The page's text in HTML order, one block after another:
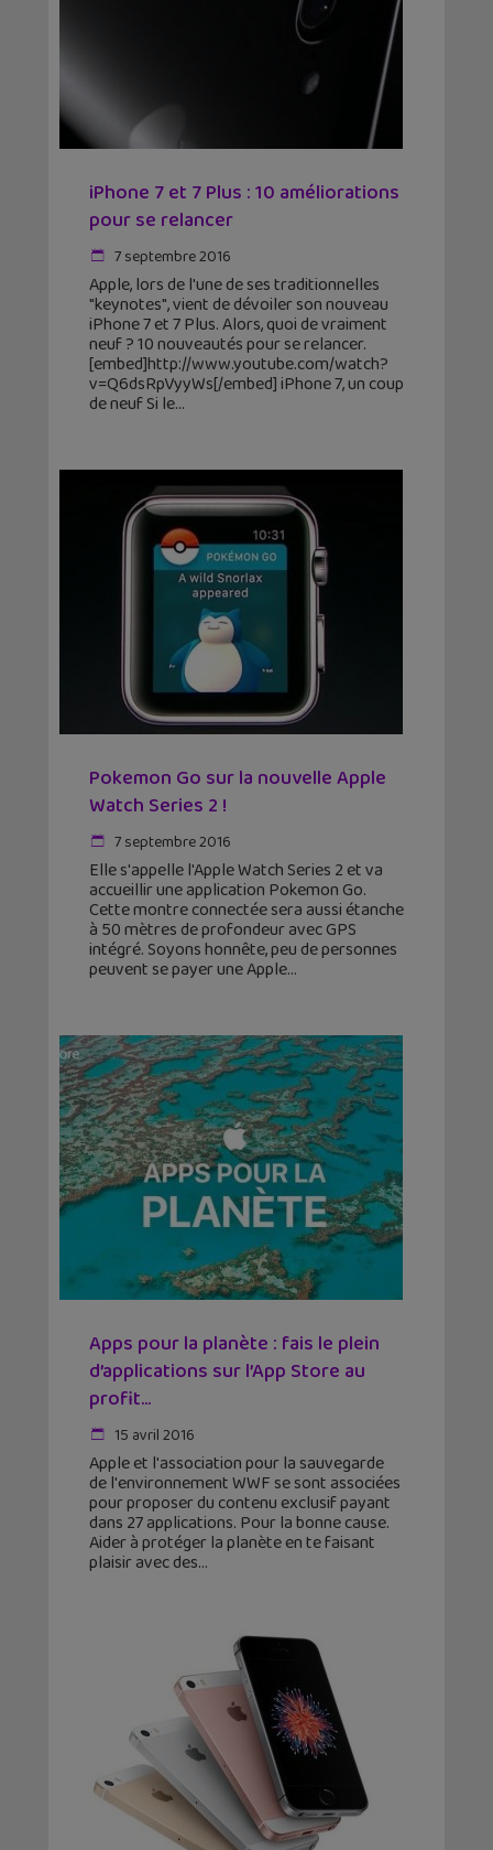
iPhone 7 et 7 Plus : 10 améliorations
pour se relancer
7 septembre 2016
Apple, lors de l'une de ses traditionnelles
"keynotes", vient de dévoiler son nouveau
iPhone 7 et 7 Plus. Alors, quoi de vraiment
neuf ? 10 nouveautés pour se relancer.
[embed]http://www.youtube.com/watch?
v=Q6dsRpVyyWs[/embed] iPhone 7, un coup
de neuf Si le
Pokemon Go sur la nouvelle Apple
Watch Series 2 !
7 septembre 2016
Elle s'appelle l'Apple Watch Series 2 et va
accueillir une application Pokemon Go.
Cette montre connectée sera aussi étanche
à 50 mètres de profondeur avec GPS
intégré. Soyons honnête, peu de personnes
peuvent se payer une Apple
Apps pour la planète : fais le plein
d’applications sur l’App Store au
profit...
15 avril 2016
Apple et l'association pour la sauvegarde
de l'environnement WWF se sont associées
pour proposer du contenu exclusif payant
dans 27 applications. Pour la bonne cause.
Aider à protéger la planète en te faisant
plaisir avec des